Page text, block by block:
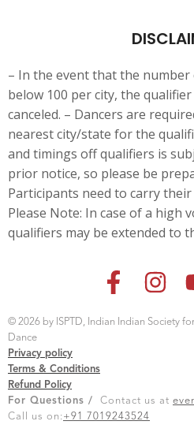
– In the event that the
below 100 per city, the
canceled. – Dancers are
nearest city/state for the
and timings off qualifiers is
prior notice, so please be
Participants need to carry
Please Note: In case of a high
qualifiers may be extended to
© 2026 by ISPTD, Indian Indian Society
Dance
Privacy policy
Terms & Conditions
Refund Policy
For Questions /
Contact us at
Call us on: +91 7019243524